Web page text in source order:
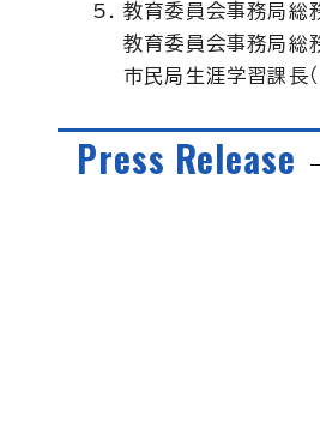
教育委員会事務局総
教育委員会事務局総
市民局生涯学習課長
Press Release